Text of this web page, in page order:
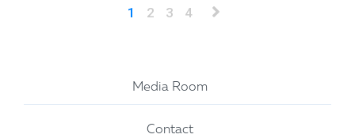
1 2 3 4
Media Room
Contact